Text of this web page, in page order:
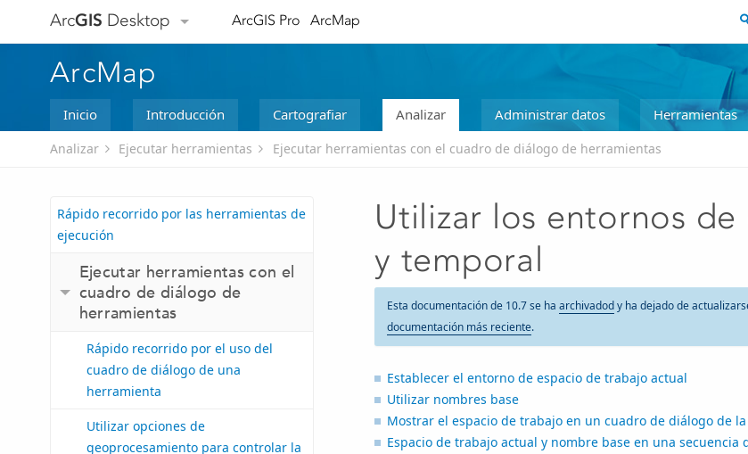
ArcGIS Desktop ArcGIS Pro ArcMap
ArcMap
Inicio Introducción Cartografiar Analizar Administrar datos Herramientas
Analizar Ejecutar herramientas Ejecutar herramientas con el cuadro de diálogo de herramientas
Rápido recorrido por las herramientas de
ejecución
Ejecutar herramientas con el
cuadro de diálogo de
herramientas
Rápido recorrido por el uso del
cuadro de diálogo de una
herramienta
Utilizar opciones de
geoprocesamiento para controlar la
Utilizar los entornos
y temporal
Esta documentación de 10.7 se ha archivadody ha dejado de
documentación más reciente.
Establecer el entorno de espacio de trabajo actual
Utilizar nombres base
Mostrar el espacio de trabajo en un cuadro de diálogo de
Espacio de trabajo actual y nombre base en una secuencia